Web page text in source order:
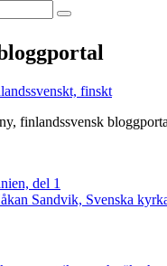
finskt
finlandssvensk
del 1
Sandvik, Svenska